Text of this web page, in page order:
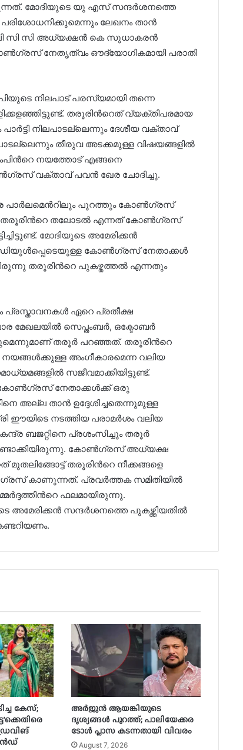
മോദിയുടെ യു എസ് സന്ദർശനത്തെ
പരിശോധനിക്കുമെന്നും ലേഖനം താൻ
പി സി സി അധ്യക്ഷൻ കെ സുധാകരൻ
നേതൃത്വം ഔദ്യോഗികമായി പരാതി
നിലപാ‍ട് പരസ്യമായി തന്നെ
തരൂരിന്‍റെത് വ്യക്തിപരമായ
നിലപാടല്ലെന്നും ദേശീയ വക്താവ്
തീരുവ അടക്കമുള്ള വിഷയങ്ങളില്‍
നയത്തോട് എങ്ങനെ
വക്താവ് പവന്‍ ഖേര ചോദിച്ചു.
പാര്‍ലമെന്‍റിലും പുറത്തും കോണ്‍ഗ്രസ്
തരൂരിന്‍റെ തലോടല്‍ എന്നത് കോൺഗ്രസ്
മോദിയുടെ അമേരിക്കന്‍
കോണ്‍ഗ്രസ് നേതാക്കള്‍
തരൂരിന്‍റെ പുകഴ്തത്തല്‍ എന്നതും
പ്രസ്താവനകള്‍ ഏറെ പ്രതീക്ഷ
മേഖലയില്‍ സെപ്തംബര്‍, ഒക്ടോബര്‍
തരൂര്‍ പറഞ്ഞത്. തരൂരിന്‍റെ
നയങ്ങൾക്കുള്ള അംഗീകാരമെന്ന വലിയ
സജീവമാക്കിയിട്ടുണ്ട്.
കോണ്‍ഗ്രസ് നേതാക്കള്‍ക്ക് ഒരു
അല്ല താന്‍ ഉദ്ദേശിച്ചതെന്നുമുള്ള
ഈയിടെ നടത്തിയ പരാമര്‍ശം വലിയ
ബജറ്റിനെ പ്രശംസിച്ചും തരൂര്‍
കോണ്‍ഗ്രസ് അധ്യക്ഷ
മുതലിങ്ങോട്ട് തരൂരിന്‍റെ നീക്കങ്ങളെ
കാണുന്നത്. പ്രവർത്തക സമിതിയില്‍
ഫലമായിരുന്നു.
സന്ദർശനത്തെ പുകഴ്ത്തിയതിൽ
കേസ്;
അർജുൻ ആയങ്കിയുടെ
ദൃശ്യങ്ങൾ പുറത്ത്; പാലിയേക്കര
ടോൾ പ്ലാസ കടന്നതായി വിവരം
August 7, 2026